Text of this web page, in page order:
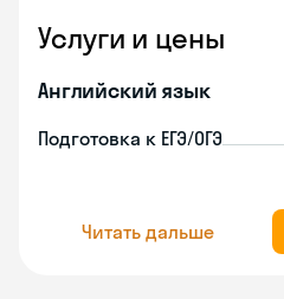
Услуги и цены
Английский язык
Подготовка к ЕГЭ/ОГЭ
Читать дальше